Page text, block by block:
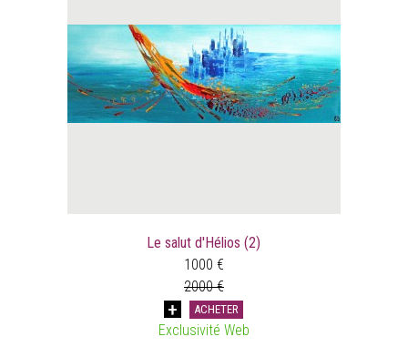
Le salut d'Hélios (2)
1000 €
2000 €
ACHETER
Exclusivité Web